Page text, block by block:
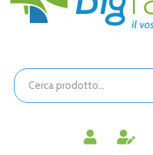
Cerca
Prodotto